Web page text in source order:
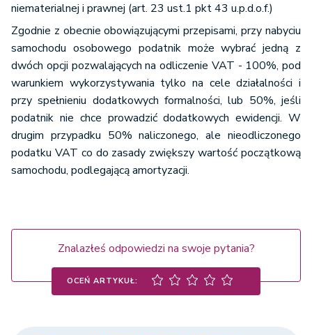
niematerialnej i prawnej (art. 23 ust.1 pkt 43 u.p.d.o.f.)
Zgodnie z obecnie obowiązującymi przepisami, przy nabyciu
samochodu osobowego podatnik może wybrać jedną z
dwóch opcji pozwalających na odliczenie VAT - 100%, pod
warunkiem wykorzystywania tylko na cele działalności i
przy spełnieniu dodatkowych formalności, lub 50%, jeśli
podatnik nie chce prowadzić dodatkowych ewidencji. W
drugim przypadku 50% naliczonego, ale nieodliczonego
podatku VAT co do zasady zwiększy wartość początkową
samochodu, podlegającą amortyzacji.
Znalazłeś odpowiedzi na swoje pytania?
OCEŃ ARTYKUŁ: